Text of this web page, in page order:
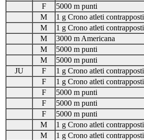
F
5000 m punti
M
1 g Crono atleti contrapposti
M
1 g Crono atleti contrapposti
M
3000 m Americana
M
5000 m punti
M
5000 m punti
JU
F 1 g Crono atleti contrapposti
F
1 g Crono atleti contrapposti
F
5000 m punti
F
5000 m punti
F
5000 m punti
M
1 g Crono atleti contrapposti
M
1 g Crono atleti contrapposti